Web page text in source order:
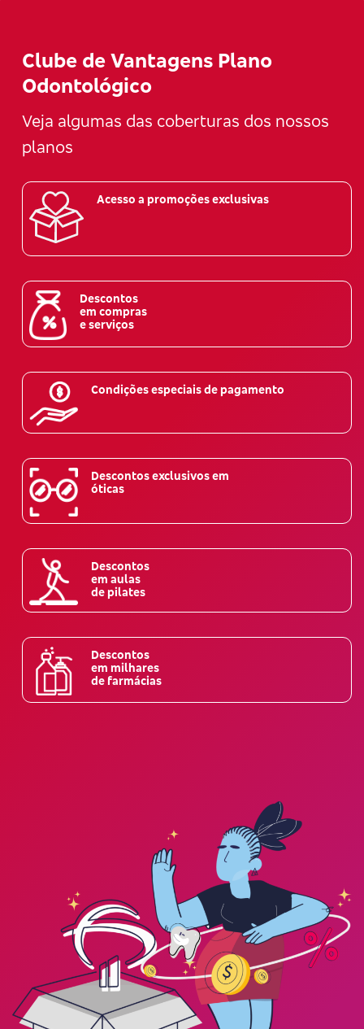
Clube de Vantagens Plano
Odontológico
Veja algumas das coberturas dos nossos
planos
Acesso a promoções exclusivas
Descontos
em compras
e serviços
Condições especiais de pagamento
Descontos exclusivos em
óticas
Descontos
em aulas
de pilates
Descontos
em milhares
de farmácias